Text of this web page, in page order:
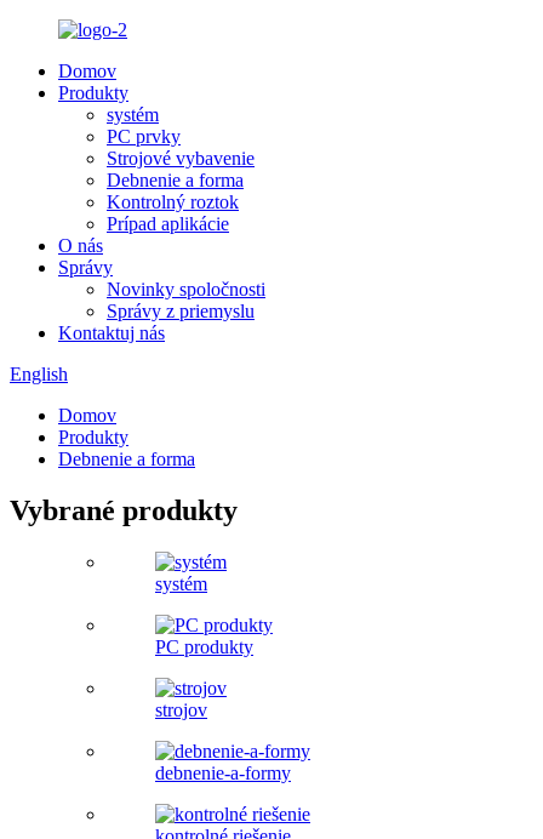
Domov
Produkty
systém
PC prvky
Strojové vybavenie
Debnenie a forma
Kontrolný roztok
Prípad aplikácie
O nás
Správy
Novinky spoločnosti
Správy z priemyslu
Kontaktuj nás
English
Domov
Produkty
Debnenie a forma
Vybrané produkty
systém
PC produkty
strojov
debnenie-a-formy